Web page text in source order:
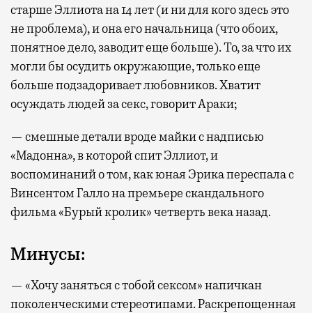
старше Эллиота на 14 лет (и ни для кого здесь это
не проблема), и она его начальница (что обоих,
понятное дело, заводит еще больше). То, за что их
могли бы осудить окружающие, только еще
больше подзадоривает любовников. Хватит
осуждать людей за секс, говорит Араки;
— смешные детали вроде майки с надписью
«Мадонна», в которой спит Эллиот, и
воспоминаний о том, как юная Эрика переспала с
Винсентом Галло на премьере скандального
фильма «Бурый кролик» четверть века назад.
Минусы:
— «Хочу заняться с тобой сексом» напичкан
поколенческими стереотипами. Раскрепощенная